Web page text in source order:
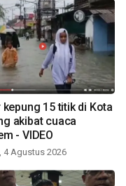
kepung 15 titik di Kota
akibat cuaca
- VIDEO
4 Agustus 2026